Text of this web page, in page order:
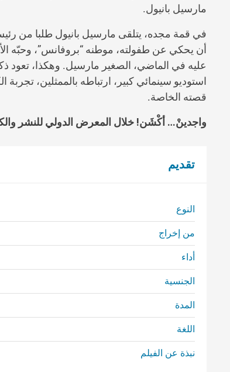
مارسيل بانيول.
في قمة مجده، يتلقى مارسيل بانيول طلبا من
أن يحكي عن طفولته، موطنه “بروفانس”، وحبّه
عليه في الماضي، الصغير مارسيل. وهكذا، تعود
استوديو سينمائي كبير، ارتباطه بالممثلين،
قصته الخاصة.
واجدينْ… أكْشَن! خلال المعرض الدولي للنشر
تقديم
النوع
من إخراج
أداء
الجنسية
المدة
اللغة
نبذة عن الفيلم